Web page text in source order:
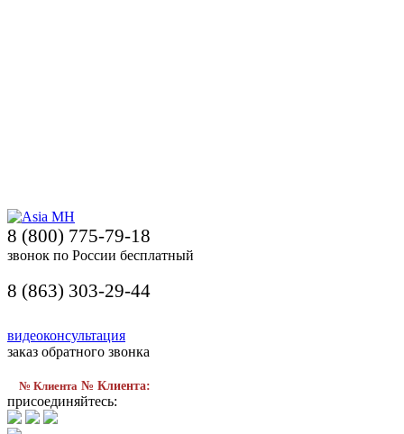
8 (800) 775-79-18
звонок по России бесплатный
8 (863) 303-29-44
видеоконсультация
заказ обратного звонка
№ Клиента № Клиента:
присоединяйтесь: